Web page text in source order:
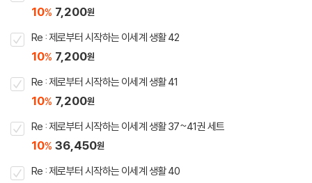
10% 7,200원
Re : 제로부터 시작하는 이세계 생활 42
10% 7,200원
Re : 제로부터 시작하는 이세계 생활 41
10% 7,200원
Re : 제로부터 시작하는 이세계 생활 37~41권 세트
10% 36,450원
Re : 제로부터 시작하는 이세계 생활 40